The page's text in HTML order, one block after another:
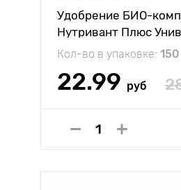
Удобрение БИО-
Нутривант Плюс
Кол-во в упаковке: 150
22.99 руб